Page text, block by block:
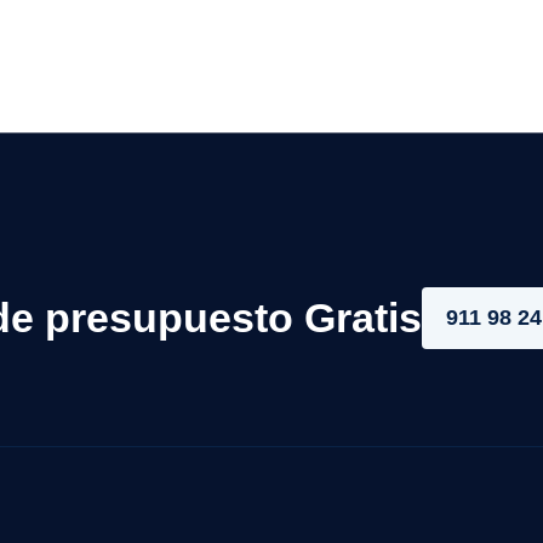
presupuesto Gratis 911 98